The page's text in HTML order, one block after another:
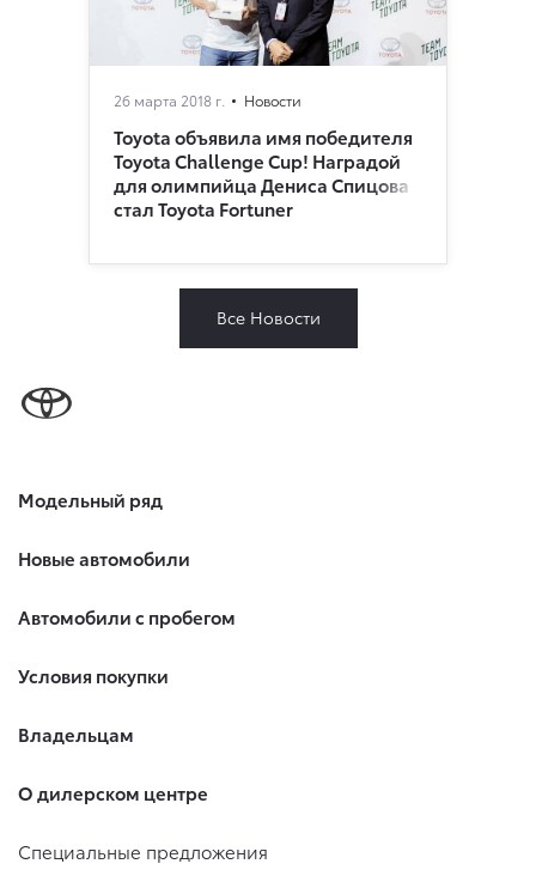
26 марта 2018 г. Новости
Toyota объявила имя победителя
Toyota Challenge Сup! Наградой
для олимпийца Дениса Спицова
стал Toyota Fortuner
Все Новости
Модельный ряд
Новые автомобили
Автомобили с пробегом
Условия покупки
Владельцам
О дилерском центре
Специальные предложения